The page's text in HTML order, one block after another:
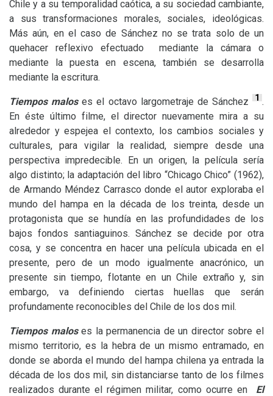
Chile y a su temporalidad caótica, a su sociedad cambiante,
a sus transformaciones morales, sociales, ideológicas.
Más aún, en el caso de Sánchez no se trata solo de un
quehacer reflexivo efectuado mediante la cámara o
mediante la puesta en escena, también se desarrolla
mediante la escritura.
Tiempos maloses el octavo largometraje de Sánchez 1 .
En éste último filme, el director nuevamente mira a su
alrededor y espejea el contexto, los cambios sociales y
culturales, para vigilar la realidad, siempre desde una
perspectiva impredecible. En un origen, la película sería
algo distinto; la adaptación del libro “Chicago Chico” (1962),
de Armando Méndez Carrasco donde el autor exploraba el
mundo del hampa en la década de los treinta, desde un
protagonista que se hundía en las profundidades de los
bajos fondos santiaguinos. Sánchez se decide por otra
cosa, y se concentra en hacer una película ubicada en el
presente, pero de un modo igualmente anacrónico, un
presente sin tiempo, flotante en un Chile extraño y, sin
embargo, va definiendo ciertas huellas que serán
profundamente reconocibles del Chile de los dos mil.
Tiempos maloses la permanencia de un director sobre el
mismo territorio, es la hebra de un mismo entramado, en
donde se aborda el mundo del hampa chilena ya entrada la
década de los dos mil, sin distanciarse tanto de los filmes
realizados durante el régimen militar, como ocurre en El